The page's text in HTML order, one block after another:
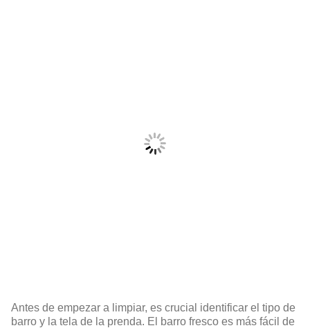
Antes de empezar a limpiar, es crucial identificar el tipo de
barro y la tela de la prenda. El barro fresco es más fácil de